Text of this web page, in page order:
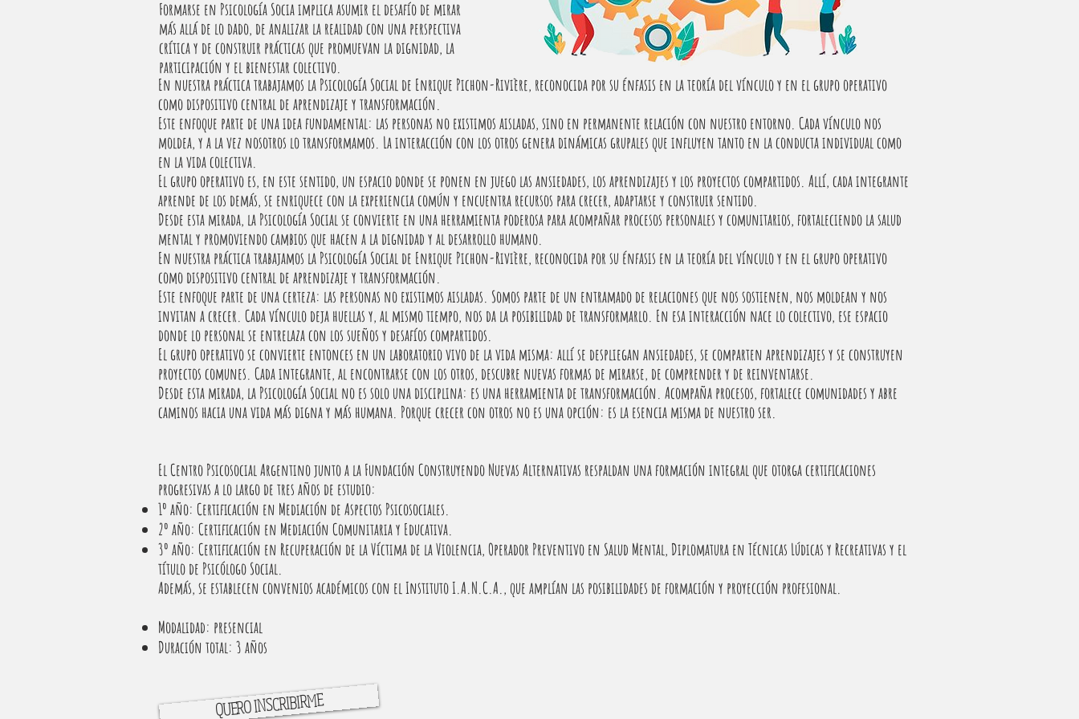
Formarse en Psicología Socia implica asumir el desafío de mirar
más allá de lo dado, de analizar la realidad con una perspectiva
crítica y de construir prácticas que promuevan la dignidad, la
participación y el bienestar colectivo.
En nuestra práctica trabajamos la Psicología Social de Enrique Pichon-Rivière, reconocida por su énfasis en la teoría del vínculo y en el grupo operativo
como dispositivo central de aprendizaje y transformación.
Este enfoque parte de una idea fundamental: las personas no existimos aisladas, sino en permanente relación con nuestro entorno. Cada vínculo nos
moldea, y a la vez nosotros lo transformamos. La interacción con los otros genera dinámicas grupales que influyen tanto en la conducta individual como
en la vida colectiva.
El grupo operativo es, en este sentido, un espacio donde se ponen en juego las ansiedades, los aprendizajes y los proyectos compartidos. Allí, cada integrante
aprende de los demás, se enriquece con la experiencia común y encuentra recursos para crecer, adaptarse y construir sentido.
Desde esta mirada, la Psicología Social se convierte en una herramienta poderosa para acompañar procesos personales y comunitarios, fortaleciendo la salud
mental y promoviendo cambios que hacen a la dignidad y al desarrollo humano.
En nuestra práctica trabajamos la Psicología Social de Enrique Pichon-Rivière, reconocida por su énfasis en la teoría del vínculo y en el grupo operativo
como dispositivo central de aprendizaje y transformación.
Este enfoque parte de una certeza: las personas no existimos aisladas. Somos parte de un entramado de relaciones que nos sostienen, nos moldean y nos
invitan a crecer. Cada vínculo deja huellas y, al mismo tiempo, nos da la posibilidad de transformarlo. En esa interacción nace lo colectivo, ese espacio
donde lo personal se entrelaza con los sueños y desafíos compartidos.
El grupo operativo se convierte entonces en un laboratorio vivo de la vida misma: allí se despliegan ansiedades, se comparten aprendizajes y se construyen
proyectos comunes. Cada integrante, al encontrarse con los otros, descubre nuevas formas de mirarse, de comprender y de reinventarse.
Desde esta mirada, la Psicología Social no es solo una disciplina: es una herramienta de transformación. Acompaña procesos, fortalece comunidades y abre
caminos hacia una vida más digna y más humana. Porque crecer con otros no es una opción: es la esencia misma de nuestro ser.
El Centro Psicosocial Argentino junto a la Fundación Construyendo Nuevas Alternativas respaldan una formación integral que otorga certificaciones
progresivas a lo largo de tres años de estudio:
1º año: Certificación en Mediación de Aspectos Psicosociales.
2º año: Certificación en Mediación Comunitaria y Educativa.
3º año: Certificación en Recuperación de la Víctima de la Violencia, Operador Preventivo en Salud Mental, Diplomatura en Técnicas Lúdicas y Recreativas y el
título de Psicólogo Social.
Además, se establecen convenios académicos con el Instituto I.A.N.C.A., que amplían las posibilidades de formación y proyección profesional.
Modalidad: presencial
Duración total: 3 años
QUERO INSCRIBIRME